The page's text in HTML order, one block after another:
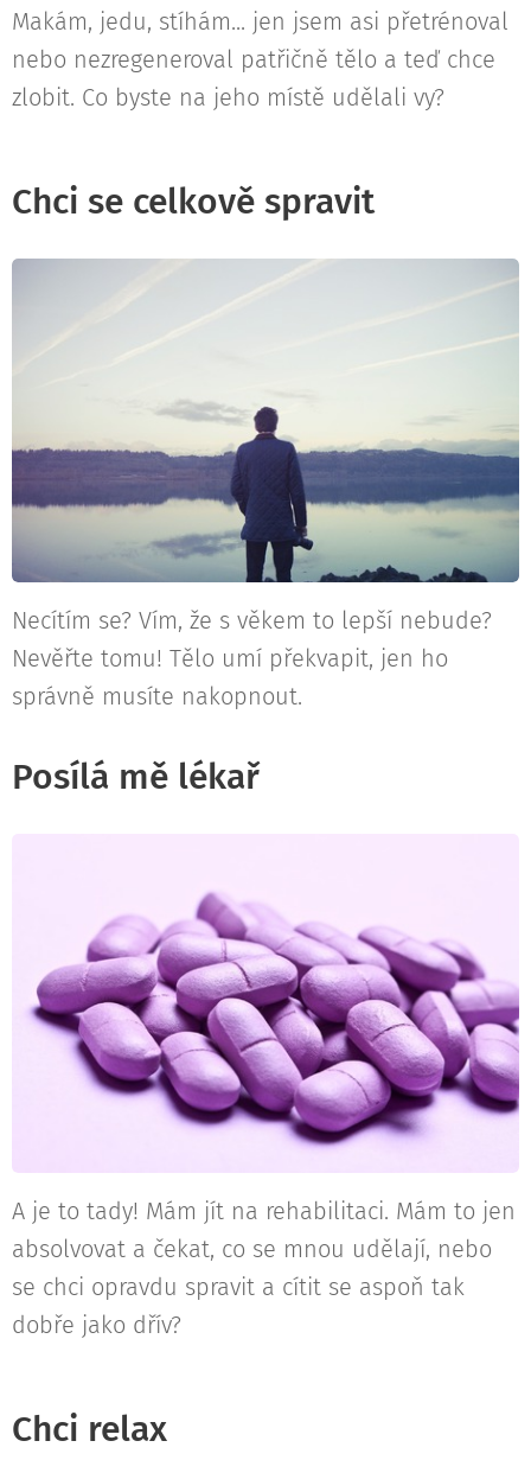
Makám, jedu, stíhám... jen jsem asi přetrénoval
nebo nezregeneroval patřičně tělo a teď chce
zlobit. Co byste na jeho místě udělali vy?
Chci se celkově spravit
Necítím se? Vím, že s věkem to lepší nebude?
Nevěřte tomu! Tělo umí překvapit, jen ho
správně musíte nakopnout.
Posílá mě lékař
A je to tady! Mám jít na rehabilitaci. Mám to jen
absolvovat a čekat, co se mnou udělají, nebo
se chci opravdu spravit a cítit se aspoň tak
dobře jako dřív?
Chci relax